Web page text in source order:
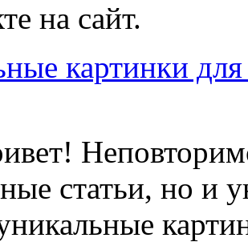
на сайт.
картинки
статьи, но и